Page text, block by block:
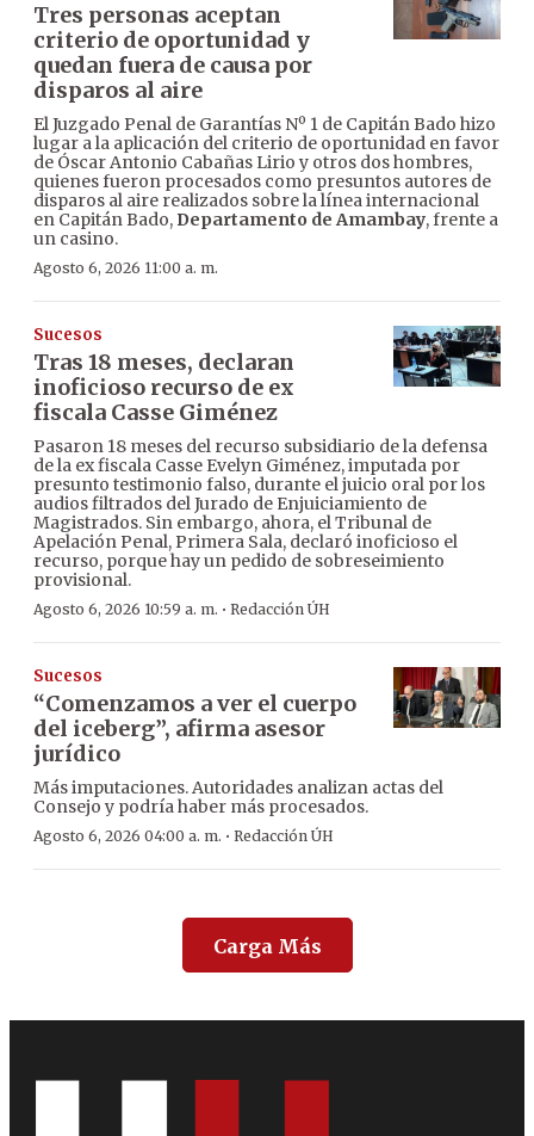
Tres personas aceptan
criterio de oportunidad y
quedan fuera de causa por
disparos al aire
El Juzgado Penal de Garantías Nº 1 de Capitán Bado hizo
lugar a la aplicación del criterio de oportunidad en favor
de Óscar Antonio Cabañas Lirio y otros dos hombres,
quienes fueron procesados como presuntos autores de
disparos al aire realizados sobre la línea internacional
en Capitán Bado, Departamento de Amambay, frente a
un casino.
Agosto 6, 2026 11:00 a. m.
Sucesos
Tras 18 meses, declaran
inoficioso recurso de ex
fiscala Casse Giménez
Pasaron 18 meses del recurso subsidiario de la defensa
de la ex fiscala Casse Evelyn Giménez, imputada por
presunto testimonio falso, durante el juicio oral por los
audios filtrados del Jurado de Enjuiciamiento de
Magistrados. Sin embargo, ahora, el Tribunal de
Apelación Penal, Primera Sala, declaró inoficioso el
recurso, porque hay un pedido de sobreseimiento
provisional.
Agosto 6, 2026 10:59 a. m. · Redacción ÚH
Sucesos
“Comenzamos a ver el cuerpo
del iceberg”, afirma asesor
jurídico
Más imputaciones. Autoridades analizan actas del
Consejo y podría haber más procesados.
Agosto 6, 2026 04:00 a. m. · Redacción ÚH
Carga Más